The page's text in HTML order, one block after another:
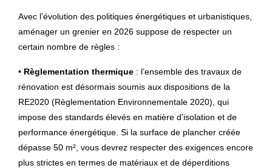
Avec l’évolution des politiques énergétiques et urbanistiques,
aménager un grenier en 2026 suppose de respecter un
certain nombre de règles :
• Règlementation thermique : l’ensemble des travaux de
rénovation est désormais soumis aux dispositions de la
RE2020 (Règlementation Environnementale 2020), qui
impose des standards élevés en matière d’isolation et de
performance énergétique. Si la surface de plancher créée
dépasse 50 m², vous devrez respecter des exigences encore
plus strictes en termes de matériaux et de déperditions